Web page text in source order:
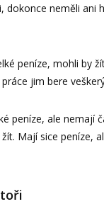
dokonce neměli ani
peníze, mohli by
jim bere
peníze, ale nemají
Mají sice peníze,